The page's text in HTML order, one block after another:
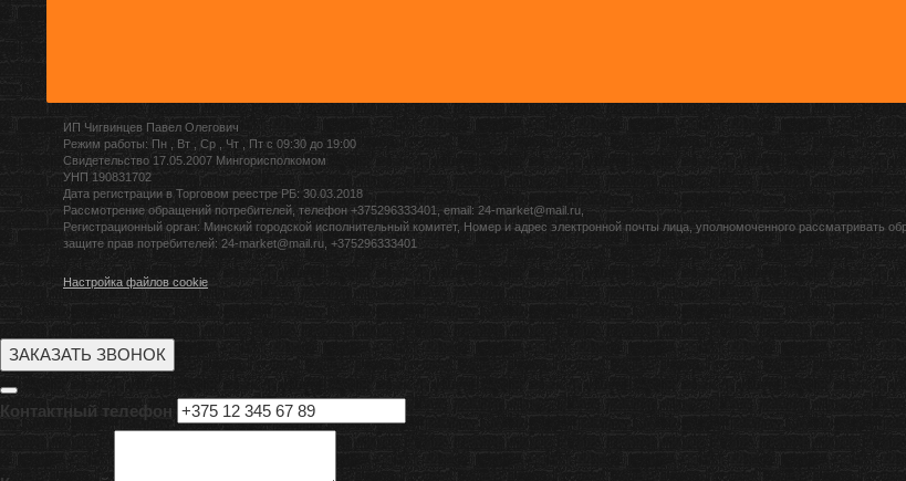
ИП Чигвинцев Павел Олегович
Режим работы: Пн , Вт , Ср , Чт , Пт c 09:30 до 19:00
Свидетельство 17.05.2007 Мингорисполкомом
УНП 190831702
Дата регистрации в Торговом реестре РБ: 30.03.2018
Рассмотрение обращений потребителей, телефон +375296333401, email: 24-market@mail.ru,
Регистрационный орган: Минский городской исполнительный комитет, Номер и адрес электронной почты лица, уполномоченного рассматривать
защите прав потребителей: 24-market@mail.ru, +375296333401
Настройка файлов cookie
ЗАКАЗАТЬ ЗВОНОК
Контактный телефон